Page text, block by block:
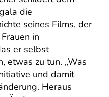
die
seines Films, der
in
er selbst
etwas zu tun. „Was
und damit
Heraus